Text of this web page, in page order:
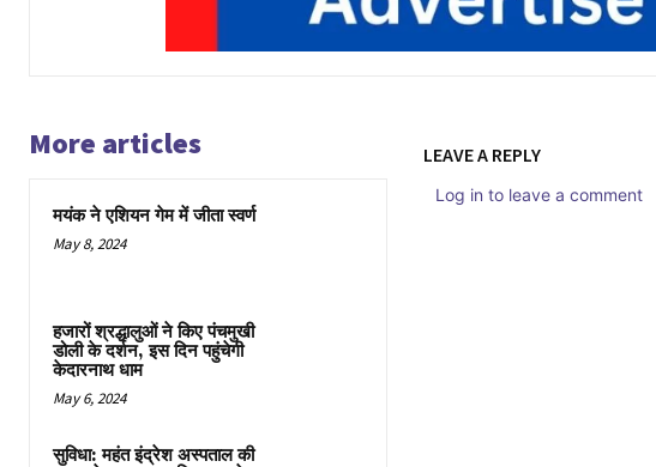
More articles
मयंक ने एशियन गेम में जीता स्वर्ण
May 8, 2024
हजारों श्रद्धालुओं ने किए पंचमुखी
डोली के दर्शन, इस दिन पहुंचेगी
केदारनाथ धाम
May 6, 2024
सुविधा: महंत इंद्रेश अस्पताल की
LEAVE A REPLY
Log in to leave a comment